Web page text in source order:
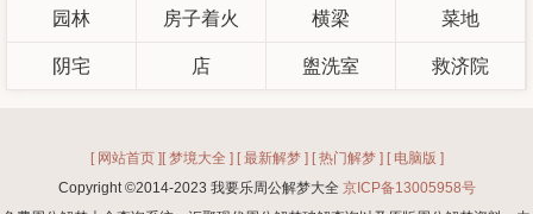
园林 房子着火 横梁 菜地
阴宅 店 盥洗室 救济院
[ 网站首页 ] [ 梦境大全 ] [ 最新解梦 ] [ 热门解梦 ] [ 电脑版 ]
Copyright ©2014-2023 我要乐周公解梦大全 京ICP备13005958号